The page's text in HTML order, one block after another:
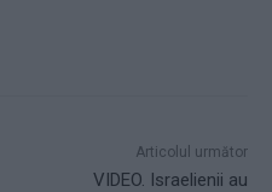
Articolul următor
VIDEO. Israelienii au